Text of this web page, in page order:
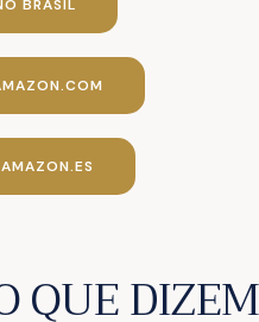
BRASIL
QUE DIZEM